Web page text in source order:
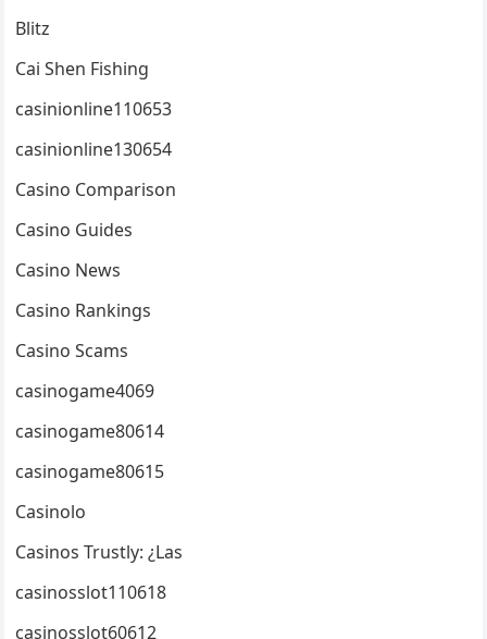
Blitz
Cai Shen Fishing
casinionline110653
casinionline130654
Casino Comparison
Casino Guides
Casino News
Casino Rankings
Casino Scams
casinogame4069
casinogame80614
casinogame80615
Casinolo
Casinos Trustly: ¿Las
casinosslot110618
casinosslot60612